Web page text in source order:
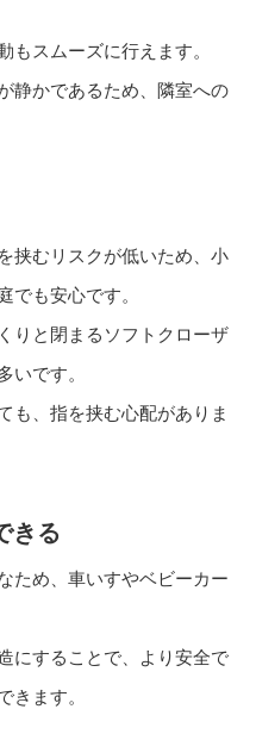
もスムーズに行えます。
静かであるため、隣室への
挟むリスクが低いため、小
でも安心です。
りと閉まるソフトクローザ
いです。
も、指を挟む心配がありま
きる
ため、車いすやベビーカー
にすることで、より安全で
きます。